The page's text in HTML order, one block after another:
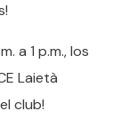
a 1 p.m., los
Laietà
club!